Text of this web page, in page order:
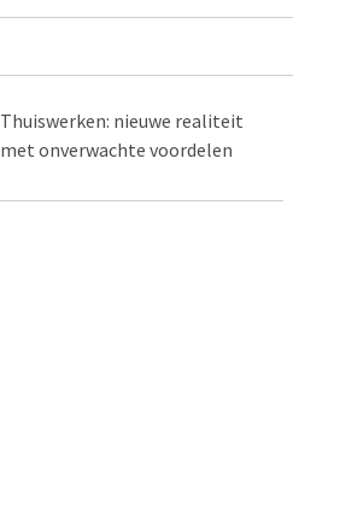
Thuiswerken: nieuwe realiteit
met onverwachte voordelen